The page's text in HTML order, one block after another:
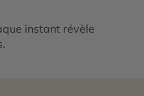
instant révèle